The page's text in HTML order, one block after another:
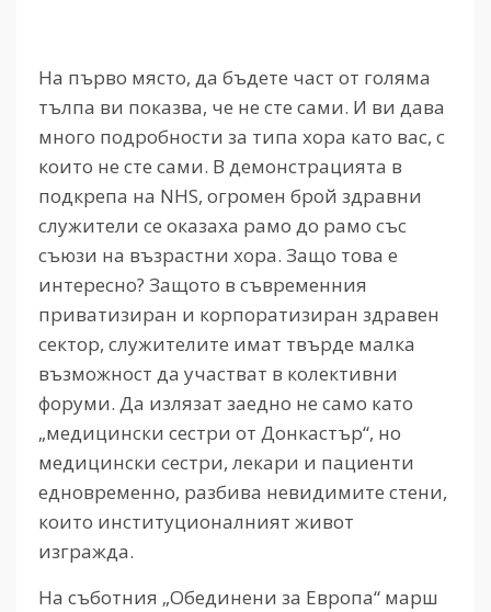
На първо място, да бъдете част от голяма
тълпа ви показва, че не сте сами. И ви дава
много подробности за типа хора като вас, с
които не сте сами. В демонстрацията в
подкрепа на NHS, огромен брой здравни
служители се оказаха рамо до рамо със
съюзи на възрастни хора. Защо това е
интересно? Защото в съвременния
приватизиран и корпоратизиран здравен
сектор, служителите имат твърде малка
възможност да участват в колективни
форуми. Да излязат заедно не само като
„медицински сестри от Донкастър“, но
медицински сестри, лекари и пациенти
едновременно, разбива невидимите стени,
които институционалният живот
изгражда.
На съботния „Обединени за Европа“ марш